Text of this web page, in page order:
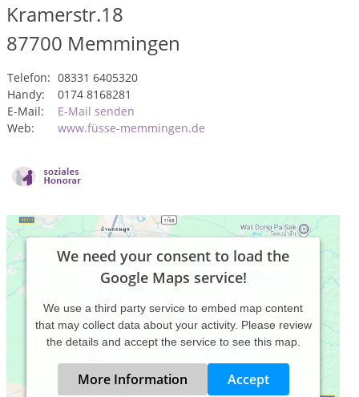
Kramerstr.18
87700 Memmingen
Telefon: 08331 6405320
Handy:
0174 8168281
E-Mail:
E-Mail senden
Web:
www.füsse-memmingen.de
We need your consent to load the
Google Maps service!
We use a third party service to embed map content
that may collect data about your activity. Please review
the details and accept the service to see this map.
More Information Accept